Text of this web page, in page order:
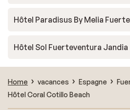
Hôtel Paradisus By Melia
Hôtel Sol Fuerteventura Jandia
Home vacances Espagne
Hôtel Coral Cotillo Beach